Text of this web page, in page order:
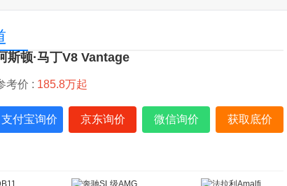
斯顿·马丁V8 Vantage
考价 : 185.8万起
支付宝询价 京东询价 微信询价 获取底价